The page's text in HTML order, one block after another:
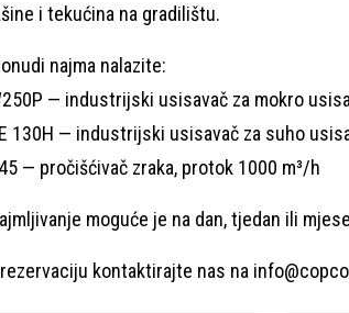
i tekućina na gradilištu.
najma nalazite:
— industrijski usisavač za mokro
130H — industrijski usisavač za suho
— pročišćivač zraka, protok 1000 m³/h
moguće je na dan, tjedan ili
kontaktirajte nas na